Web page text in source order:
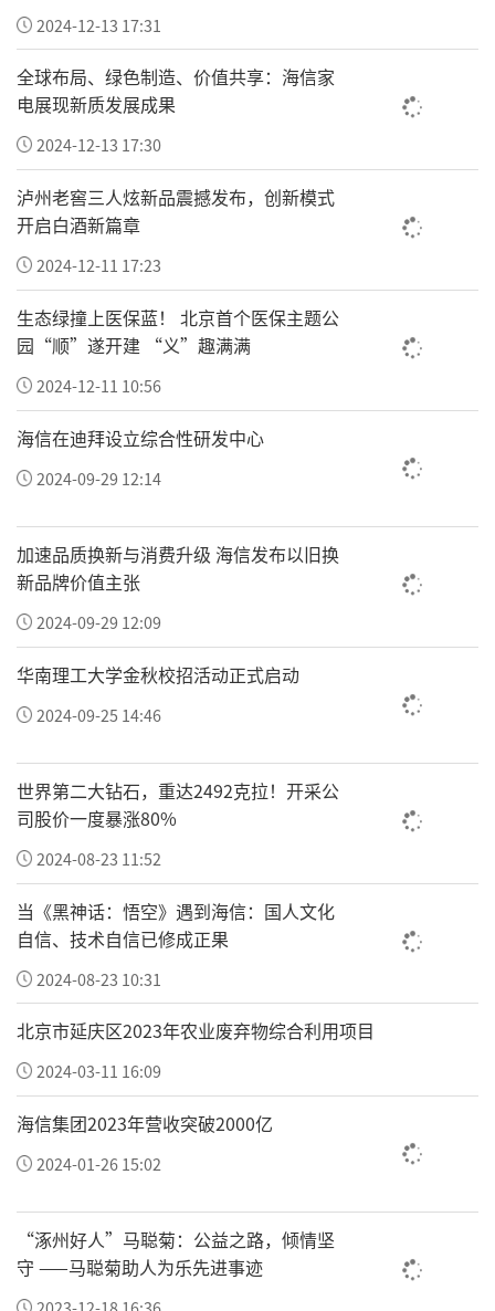
2024-12-13 17:31
全球布局、绿色制造、价值共享：海信家
电展现新质发展成果
2024-12-13 17:30
泸州老窖三人炫新品震撼发布，创新模式
开启白酒新篇章
2024-12-11 17:23
生态绿撞上医保蓝！ 北京首个医保主题公
园“顺”遂开建 “义”趣满满
2024-12-11 10:56
海信在迪拜设立综合性研发中心
2024-09-29 12:14
加速品质换新与消费升级 海信发布以旧换
新品牌价值主张
2024-09-29 12:09
华南理工大学金秋校招活动正式启动
2024-09-25 14:46
世界第二大钻石，重达2492克拉！开采公
司股价一度暴涨80%
2024-08-23 11:52
当《黑神话：悟空》遇到海信：国人文化
自信、技术自信已修成正果
2024-08-23 10:31
北京市延庆区2023年农业废弃物综合利用项目
2024-03-11 16:09
海信集团2023年营收突破2000亿
2024-01-26 15:02
“涿州好人”马聪菊：公益之路，倾情坚
守 ——马聪菊助人为乐先进事迹